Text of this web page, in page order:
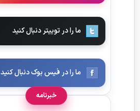
ما را در توییتر دنبال کنید
ما را در فیس بوک دنبال کنید
خبرنامه